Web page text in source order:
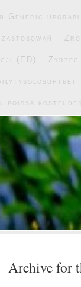
Generic
(ED) Zyrtec
poissa
Archive for